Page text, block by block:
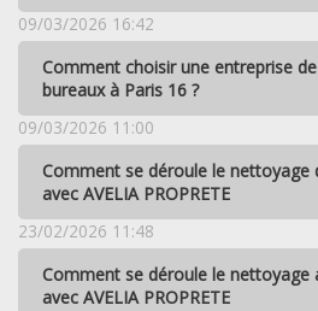
09/03/2026 16:42
Comment choisir une entreprise
bureaux à Paris 16 ?
09/03/2026 11:00
Comment se déroule le nettoyage
avec AVELIA PROPRETE
23/02/2026 11:48
Comment se déroule le nettoyage
avec AVELIA PROPRETE